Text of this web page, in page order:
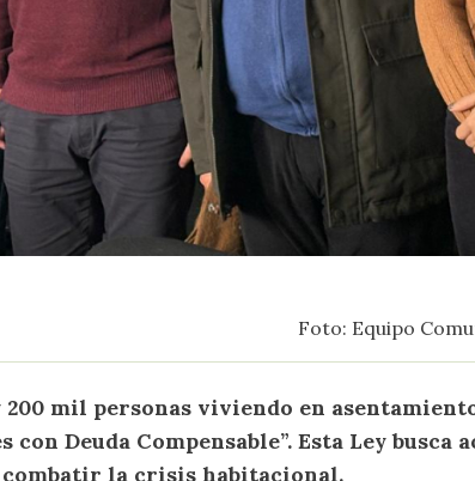
Foto: Equipo
mil personas viviendo en
Deuda Compensable”. Esta Ley busca
la crisis habitacional.